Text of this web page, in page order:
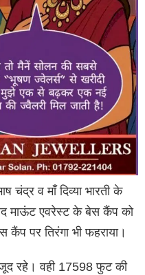
चंद्र व माँ दिव्या भारती के
माऊंट एवरेस्ट के बेस कैंप को
पर तिरंगा भी फहराया।
रहे। वही 17598 फुट की